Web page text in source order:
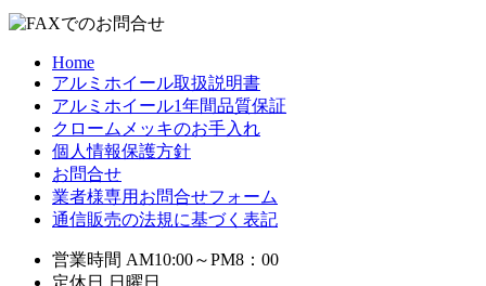
Home
アルミホイール取扱説明書
アルミホイール1年間品質保証
クロームメッキのお手入れ
個人情報保護方針
お問合せ
業者様専用お問合せフォーム
通信販売の法規に基づく表記
営業時間 AM10:00～PM8：00